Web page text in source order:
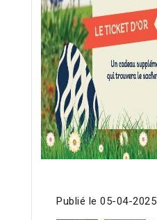
Publié le 05-04-2025